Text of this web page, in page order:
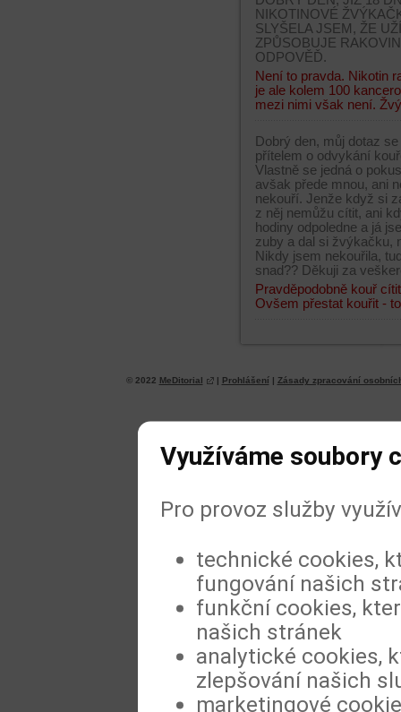
NIKOTINOVÉ
SLYŠELA JSEM, ŽE
ZPŮSOBUJE
ODPOVĚĎ.
Není to pravda. Nikotin
je ale kolem 100
mezi nimi však není.
Dobrý den, můj dotaz
přítelem o odvykání
Vlastně se jedná o
avšak přede mnou, ani
nekouří. Jenže když si
z něj nemůžu cítit, ani
hodiny odpoledne a já
zuby a dal si žvýkačku,
Nikdy jsem nekouřila,
snad?? Děkuji za
Pravděpodobně kouř
Ovšem přestat kouřit -
© 2022 MeDitorial | Prohlášení Zásady zpracování
Využíváme soubory
Pro provoz služby
technické cookies,
fungování našich
funkční cookies,
našich stránek
analytické cookies,
zlepšování našich
marketingové